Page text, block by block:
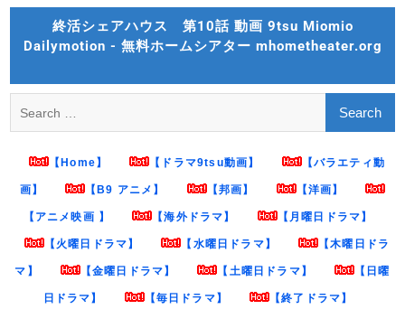
Skip
content
終活シェアハウス 第10話 動画 9tsu Miomio
Dailymotion - 無料ホームシアター mhometheater.org
for:
【Home】 【ドラマ9tsu動画】 【バラエティ動
画】 【B9 アニメ】 【邦画】 【洋画】
【アニメ映画 】 【海外ドラマ】 【月曜日ドラマ】
【火曜日ドラマ】 【水曜日ドラマ】 【木曜日ドラ
マ】 【金曜日ドラマ】 【土曜日ドラマ】 【日曜
日ドラマ】 【毎日ドラマ】 【終了ドラマ】